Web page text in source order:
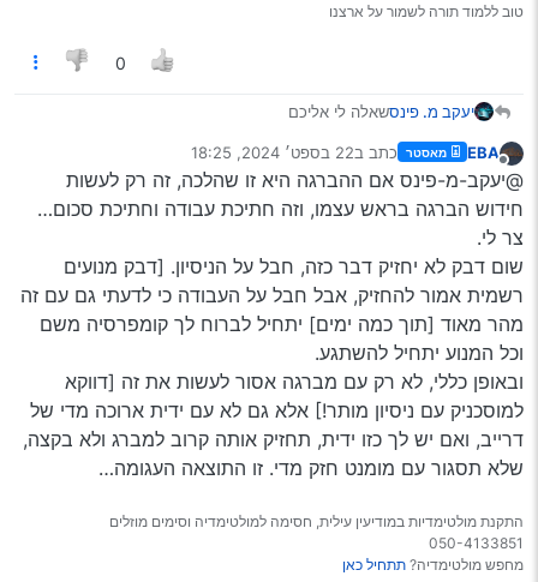
טוב ללמוד תורה לשמור על ארצנו
0
יעקב מ. פינסשאלה לי אליכם
(הפלאג ממש עף באמצע נסיעה)
מישהו שמע על כזה דבר
אם כן מה אפשר לעשות בנידון
תודה מראש
מנותק
EBA מאסטר כתב ב22 בספט׳ 2024, 18:25
נערך לאחרונה על ידי
@יעקב-מ-פינס אם ההברגה היא זו שהלכה, זה רק לעשות
חידוש הברגה בראש עצמו, וזה חתיכת עבודה וחתיכת סכום…
צר לי.
שום דבק לא יחזיק דבר כזה, חבל על הניסיון. [דבק מנועים
רשמית אמור להחזיק, אבל חבל על העבודה כי לדעתי גם עם זה
מהר מאוד [תוך כמה ימים] יתחיל לברוח לך קומפרסיה משם
וכל המנוע יתחיל להשתגע.
ובאופן כללי, לא רק עם מברגה אסור לעשות את זה [דווקא
למוסכניק עם ניסיון מותר!] אלא גם לא עם ידית ארוכה מדי של
דרייב, ואם יש לך כזו ידית, תחזיק אותה קרוב למברג ולא בקצה,
שלא תסגור עם מומנט חזק מדי. זו התוצאה העגומה…
התקנת מולטימדיות במודיעין עילית, חסימה למולטימדיה וסימים מוזלים
050-4133851
מחפש מולטימדיה? תתחיל כאן